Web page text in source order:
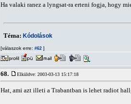
Ha valaki ranez a lyngsat-ra erteni fogja, hogy
Téma: Kódolások
[válaszok erre: #62 ]
68. Elküldve: 2003-03-13 15:17:18
Hat, ami azt illeti a Trabantban is lehet radiot